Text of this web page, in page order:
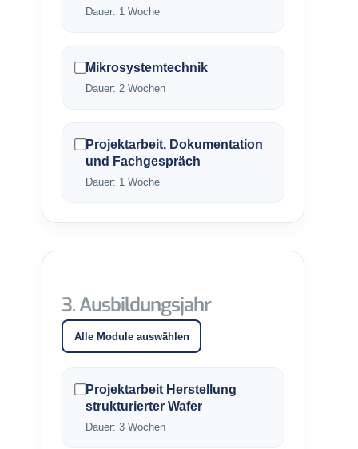
Dauer: 1 Woche
Mikrosystemtechnik
Dauer: 2 Wochen
Projektarbeit, Dokumentation
und Fachgespräch
Dauer: 1 Woche
3. Ausbildungsjahr
Alle Module auswählen
Projektarbeit Herstellung
strukturierter Wafer
Dauer: 3 Wochen